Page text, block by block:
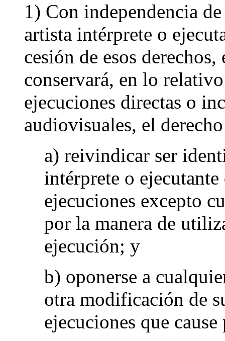
1) Con independencia
artista intérprete o
cesión de esos
conservará, en lo
ejecuciones directas o
audiovisuales, el
a) reivindicar ser
intérprete o
ejecuciones excepto
por la manera de
ejecución; y
b) oponerse a
otra modificación de
ejecuciones que